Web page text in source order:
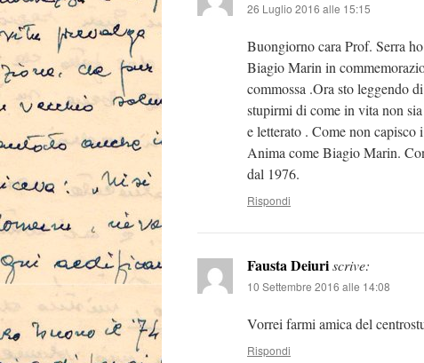
26 Luglio 2016 alle 15:15
Buongiorno cara Prof. Serra
Biagio Marin in
commossa .Ora sto leggendo
stupirmi di come in vita non
e letterato . Come non capisco
Anima come Biagio Marin.
dal 1976.
Rispondi
Fausta Deiuriscrive:
10 Settembre 2016 alle 14:08
Vorrei farmi amica del
Rispondi